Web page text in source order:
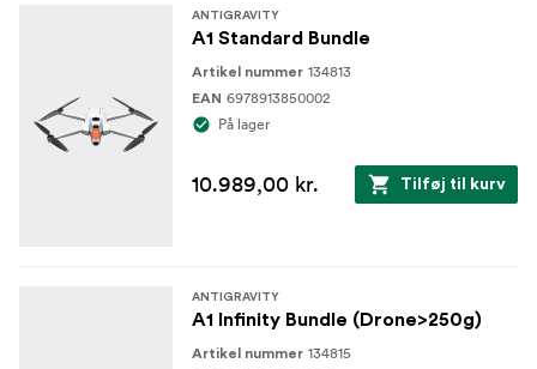
ANTIGRAVITY
A1 Standard Bundle
Artikel nummer 134813
EAN 6978913850002
På lager
10.989,00 kr. Tilføj til kurv
ANTIGRAVITY
A1 Infinity Bundle (Drone>250g)
Artikel nummer 134815